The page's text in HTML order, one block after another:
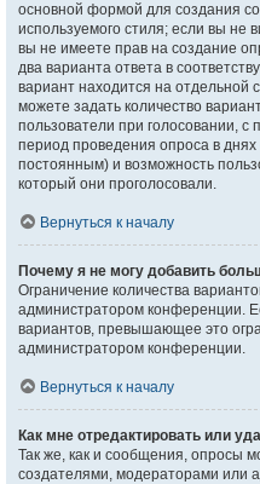
основной формой для создания
используемого стиля; если вы не
вы не имеете прав на создание
два варианта ответа в
вариант находится на отдельной
можете задать количество
пользователи при голосовании,
период проведения опроса в днях
постоянным) и возможность
который они проголосовали.
Вернуться к началу
Почему я не могу добавить
Ограничение количества
администратором конференции.
вариантов, превышающее это
администратором конференции.
Вернуться к началу
Как мне отредактировать или
Так же, как и сообщения, опросы
создателями, модераторами или